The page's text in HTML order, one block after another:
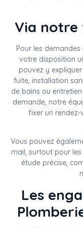
Via notre
Pour les demandes
votre disposition
pouvez y
fuite, installation
de bains ou
demande, notre
fixer un
Vous pouvez
mail, surtout pour
étude précise,
Les